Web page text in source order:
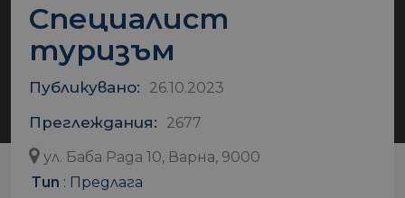
Специалист
туризъм
Публикувано: 26.10.2023
Преглеждания:
2677
ул. Баба Рада 10, Варна, 9000
Тип : Предлага